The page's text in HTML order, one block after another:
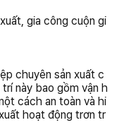
gia công cuộn gi
chuyên sản xuất c
này bao gồm vận h
cách an toàn và hi
hoạt động trơn tr